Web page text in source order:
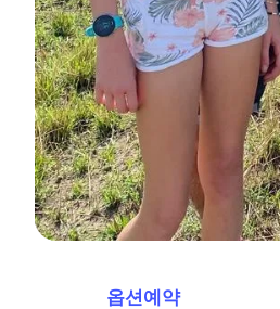
옵션예약